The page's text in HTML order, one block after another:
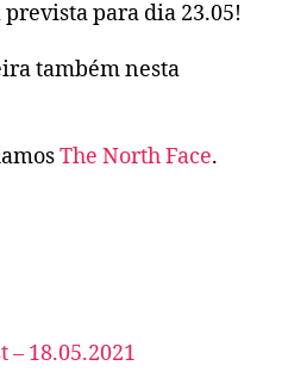
prevista para dia 23.05!
também nesta
The North Face.
– 18.05.2021